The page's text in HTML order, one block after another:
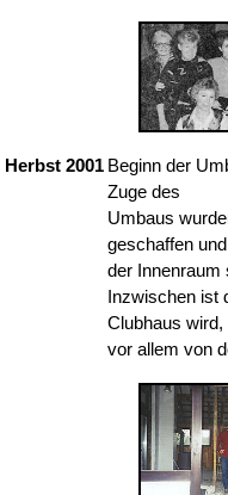
Herbst 2001 Beginn der
Zuge des
Umbaus
geschaffen und
der Innenraum
Inzwischen ist
Clubhaus wird,
vor allem von